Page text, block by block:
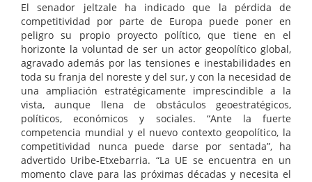
El senador jeltzale ha indicado que la pérdida de
competitividad por parte de Europa puede poner en
peligro su propio proyecto político, que tiene en el
horizonte la voluntad de ser un actor geopolítico global,
agravado además por las tensiones e inestabilidades en
toda su franja del noreste y del sur, y con la necesidad de
una ampliación estratégicamente imprescindible a la
vista, aunque llena de obstáculos geoestratégicos,
políticos, económicos y sociales. “Ante la fuerte
competencia mundial y el nuevo contexto geopolítico, la
competitividad nunca puede darse por sentada”, ha
advertido Uribe-Etxebarria. “La UE se encuentra en un
momento clave para las próximas décadas y necesita el